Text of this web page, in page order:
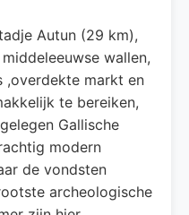
Autun (29 km),
wallen,
,overdekte markt en
te bereiken,
Gallische
modern
de vondsten
archeologische